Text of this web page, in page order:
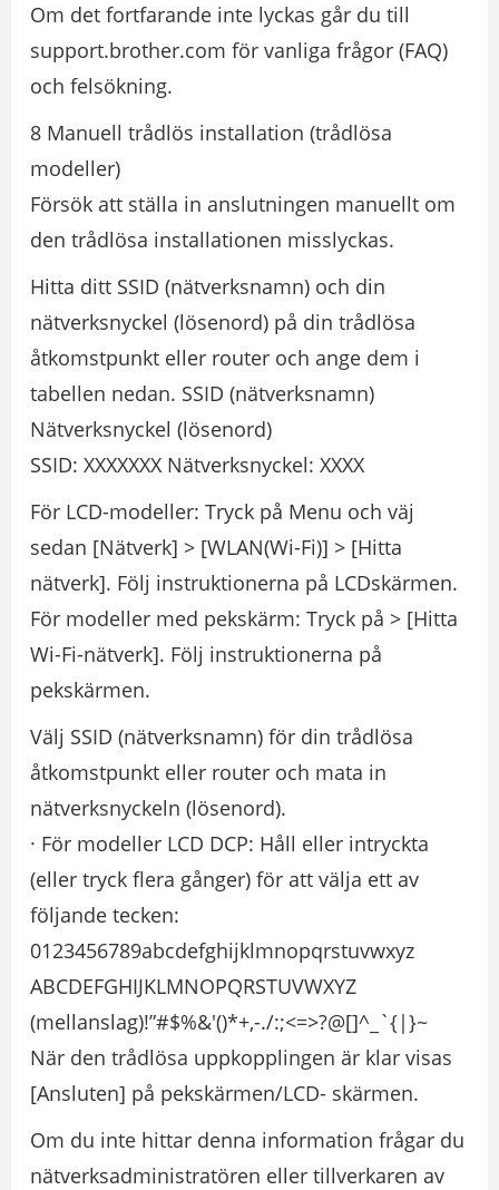
Om det fortfarande inte lyckas går du till
support.brother.com för vanliga frågor (FAQ)
och felsökning.
8 Manuell trådlös installation (trådlösa
modeller)
Försök att ställa in anslutningen manuellt om
den trådlösa installationen misslyckas.
Hitta ditt SSID (nätverksnamn) och din
nätverksnyckel (lösenord) på din trådlösa
åtkomstpunkt eller router och ange dem i
tabellen nedan. SSID (nätverksnamn)
Nätverksnyckel (lösenord)
SSID: XXXXXXX Nätverksnyckel: XXXX
För LCD-modeller: Tryck på Menu och väj
sedan [Nätverk] > [WLAN(Wi-Fi)] > [Hitta
nätverk]. Följ instruktionerna på LCDskärmen.
För modeller med pekskärm: Tryck på > [Hitta
Wi-Fi-nätverk]. Följ instruktionerna på
pekskärmen.
Välj SSID (nätverksnamn) för din trådlösa
åtkomstpunkt eller router och mata in
nätverksnyckeln (lösenord).
· För modeller LCD DCP: Håll eller intryckta
(eller tryck flera gånger) för att välja ett av
följande tecken:
0123456789abcdefghijklmnopqrstuvwxyz
ABCDEFGHIJKLMNOPQRSTUVWXYZ
(mellanslag)!”#$%&'()*+,-./:;<=>?@[]^_`{|}~
När den trådlösa uppkopplingen är klar visas
[Ansluten] på pekskärmen/LCD- skärmen.
Om du inte hittar denna information frågar du
nätverksadministratören eller tillverkaren av